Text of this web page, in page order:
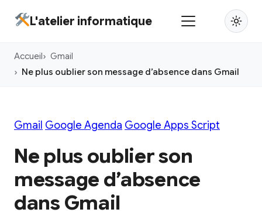
principal
L'atelier informatique
Accueil
Gmail
Ne plus oublier son message d’absence dans Gmail
Gmail Google Agenda Google Apps Script
Ne plus oublier son
message d’absence
dans Gmail